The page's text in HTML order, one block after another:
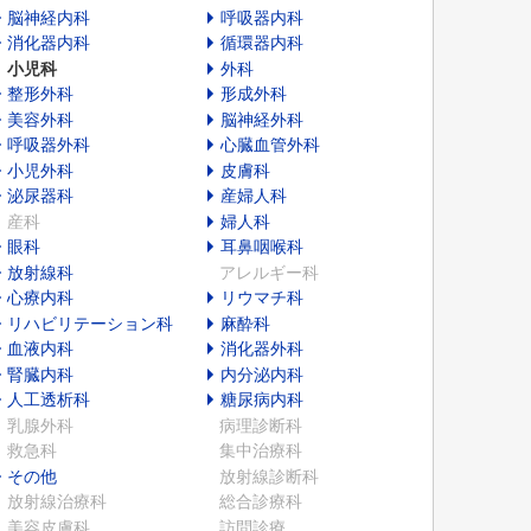
脳神経内科
呼吸器内科
消化器内科
循環器内科
小児科
外科
整形外科
形成外科
美容外科
脳神経外科
呼吸器外科
心臓血管外科
小児外科
皮膚科
泌尿器科
産婦人科
産科
婦人科
眼科
耳鼻咽喉科
放射線科
アレルギー科
心療内科
リウマチ科
リハビリテーション科
麻酔科
血液内科
消化器外科
腎臓内科
内分泌内科
人工透析科
糖尿病内科
乳腺外科
病理診断科
救急科
集中治療科
その他
放射線診断科
放射線治療科
総合診療科
美容皮膚科
訪問診療